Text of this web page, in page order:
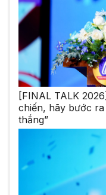
[FINAL TALK
chiến, hãy bước
thắng”